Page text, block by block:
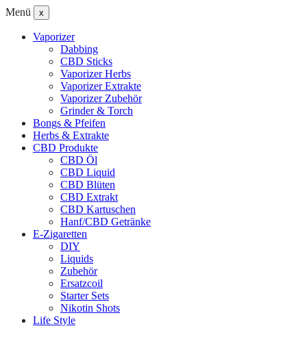
Menü x
Vaporizer
Dabbing
CBD Sticks
Vaporizer Herbs
Vaporizer Extrakte
Vaporizer Zubehör
Grinder & Torch
Bongs & Pfeifen
Herbs & Extrakte
CBD Produkte
CBD Öl
CBD Liquid
CBD Blüten
CBD Extrakt
CBD Kartuschen
Hanf/CBD Getränke
E-Zigaretten
DIY
Liquids
Zubehör
Ersatzcoil
Starter Sets
Nikotin Shots
Life Style